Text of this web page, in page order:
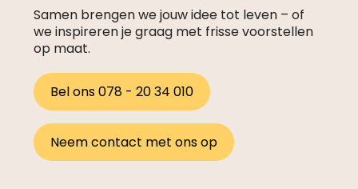
Samen brengen we jouw idee tot leven – of
we inspireren je graag met frisse voorstellen
op maat.
Bel ons 078 - 20 34 010
Neem contact met ons op